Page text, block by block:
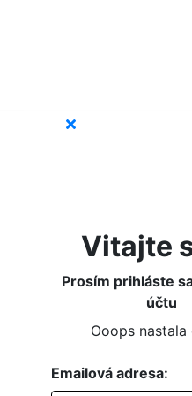
Vitajte
Prosím prihláste
účtu
Ooops nastala
Emailová adresa: